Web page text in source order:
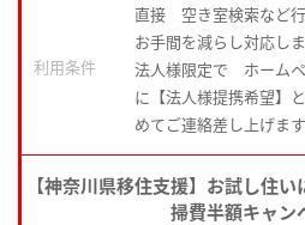
直接 空き室検索など
お手間を減らし対応しま
利用条件
法人様限定で ホーム
に【法人様提携希望】
めてご連絡差し上げます
【神奈川県移住支援】お試し住
掃費半額キャン